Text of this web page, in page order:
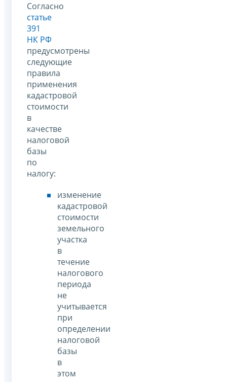
Согласно
статье
391
НК РФ
предусмотрены
следующие
правила
применения
кадастровой
стоимости
в
качестве
налоговой
базы
по
налогу:
изменение
кадастровой
стоимости
земельного
участка
в
течение
налогового
периода
не
учитывается
при
определении
налоговой
базы
в
этом